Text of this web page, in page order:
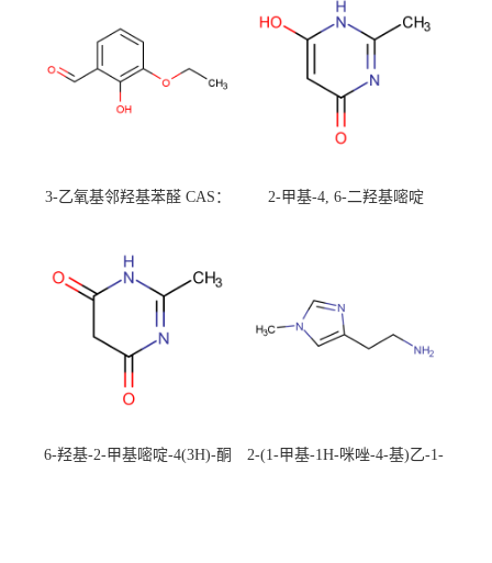
3-乙氧基邻羟基苯醛 CAS：
校可先用后付
2-甲基-4, 6-二羟基嘧啶
6-羟基-2-甲基嘧啶-4(3H)-酮
2-(1-甲基-1H-咪唑-4-基)乙-1-